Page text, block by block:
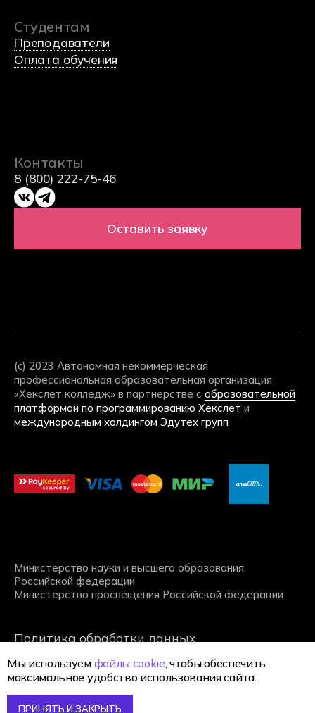
Мы используем файлы cookie, чтобы обеспечить
максимальное удобство использования сайта.
ПРИНЯТЬ И ЗАКРЫТЬ